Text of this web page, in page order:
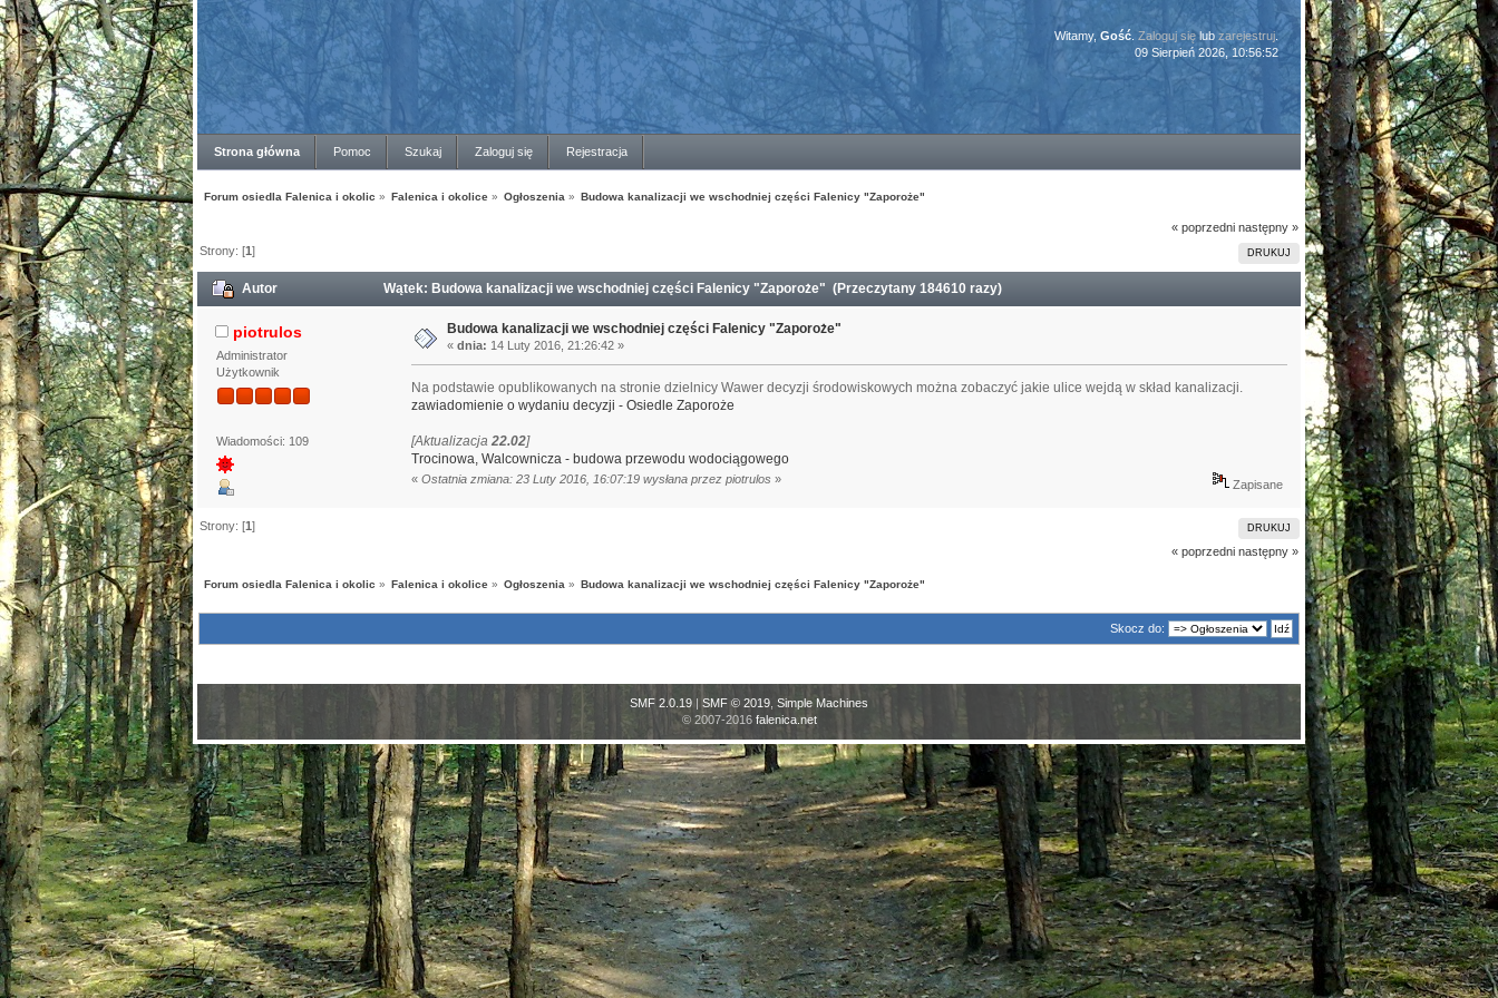
Witamy, Gość Zaloguj sięlub zarejestruj
09 Sierpień 2026, 10:56:52
Strona główna Pomoc Szukaj Zaloguj się Rejestracja
Forum osiedla Falenica i okolic » Falenica i okolice » Ogłoszenia » Budowa kanalizacji we wschodniej części Falenicy "Zaporoże"
« poprzedni następny »
DRUKUJ
Strony: [1]
Autor Wątek: Budowa kanalizacji we wschodniej części Falenicy "Zaporoże" (Przeczytany 184610 razy)
piotrulos
Administrator
Użytkownik
Wiadomości: 109
Budowa kanalizacji we wschodniej części Falenicy "Zaporoże"
« dnia: 14 Luty 2016, 21:26:42 »
Na podstawie opublikowanych na stronie dzielnicy Wawer decyzji środowiskowych można zobaczyć jakie ulice wejdą w skład kanalizacji.
zawiadomienie o wydaniu decyzji - Osiedle Zaporoże
[Aktualizacja 22.02]
Trocinowa, Walcownicza - budowa przewodu wodociągowego
« Ostatnia zmiana: 23 Luty 2016, 16:07:19 wysłana przez piotrulos » Zapisane
DRUKUJ
Strony: [1]
« poprzedni następny »
Forum osiedla Falenica i okolic » Falenica i okolice » Ogłoszenia » Budowa kanalizacji we wschodniej części Falenicy "Zaporoże"
Skocz do:
SMF 2.0.19 SMF © 2019, Simple Machines
© 2007-2016 falenica.net